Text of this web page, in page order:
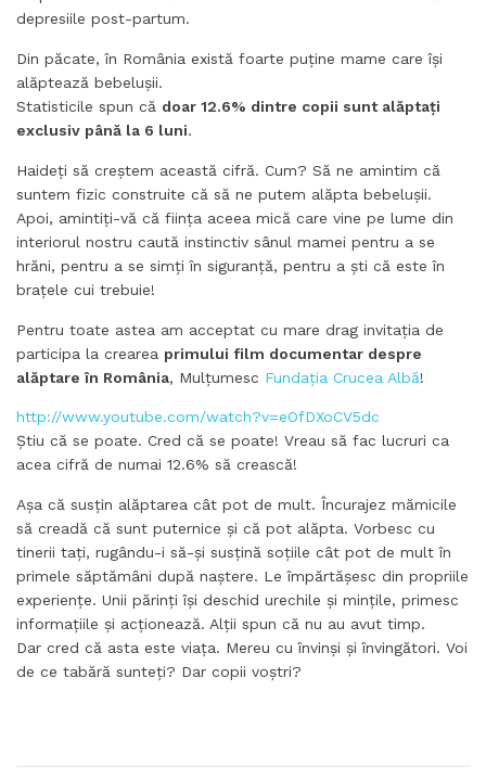
depresiile post-partum.
Din păcate, în România există foarte puține mame care își
alăptează bebelușii.
Statisticile spun că doar 12.6% dintre copii sunt alăptați
exclusiv până la 6 luni.
Haideți să creștem această cifră. Cum? Să ne amintim că
suntem fizic construite că să ne putem alăpta bebelușii.
Apoi, amintiți-vă că ființa aceea mică care vine pe lume din
interiorul nostru caută instinctiv sânul mamei pentru a se
hrăni, pentru a se simți în siguranță, pentru a ști că este în
brațele cui trebuie!
Pentru toate astea am acceptat cu mare drag invitația de
participa la crearea primului film documentar despre
alăptare în România, Mulțumesc Fundația Crucea Albă!
http://www.youtube.com/watch?v=eOfDXoCV5dc
Știu că se poate. Cred că se poate! Vreau să fac lucruri ca
acea cifră de numai 12.6% să crească!
Așa că susțin alăptarea cât pot de mult. Încurajez mămicile
să creadă că sunt puternice și că pot alăpta. Vorbesc cu
tinerii tați, rugându-i să-și susțină soțiile cât pot de mult în
primele săptămâni după naștere. Le împărtășesc din propriile
experiențe. Unii părinți își deschid urechile și mințile, primesc
informațiile și acționează. Alții spun că nu au avut timp.
Dar cred că asta este viața. Mereu cu învinși și învingători. Voi
de ce tabără sunteți? Dar copii voștri?